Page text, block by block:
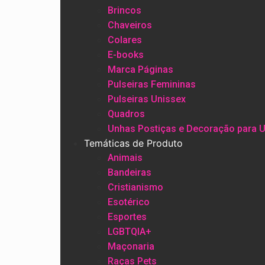
Brincos
Chaveiros
Colares
E-books
Marca Páginas
Pulseiras Femininas
Pulseiras Unissex
Quadros
Unhas Postiças e Decoração para
Temáticas de Produto
Animais
Bandeiras
Cristianismo
Esotérico
Esportes
LGBTQIA+
Maçonaria
Raças Pets